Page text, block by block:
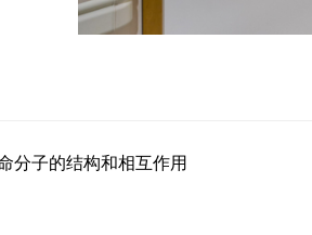
分子的结构和相互作用